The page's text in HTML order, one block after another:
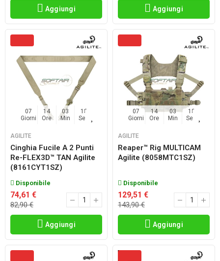
Aggiungi Aggiungi
07
Giorni
14
Ore
03
Min
17
Sec
AGILITE
Cinghia Fucile A 2 Punti
Re-FLEX3D™ TAN Agilite
(8161CYT1SZ)
Disponibile
74,61 €
82,90 €
Aggiungi
07
Giorni
14
Ore
03
Min
17
Sec
AGILITE
Reaper™ Rig MULTICAM
Agilite (8058MTC1SZ)
Disponibile
129,51 €
143,90 €
Aggiungi